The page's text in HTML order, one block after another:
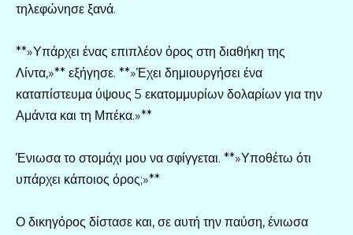
τηλεφώνησε ξανά.
**»Υπάρχει ένας επιπλέον όρος στη διαθήκη της
Λίντα,»** εξήγησε. **»Έχει δημιουργήσει ένα
καταπίστευμα ύψους 5 εκατομμυρίων δολαρίων για την
Αμάντα και τη Μπέκα.»**
Ένιωσα το στομάχι μου να σφίγγεται. **»Υποθέτω ότι
υπάρχει κάποιος όρος;»**
Ο δικηγόρος δίστασε και, σε αυτή την παύση, ένιωσα